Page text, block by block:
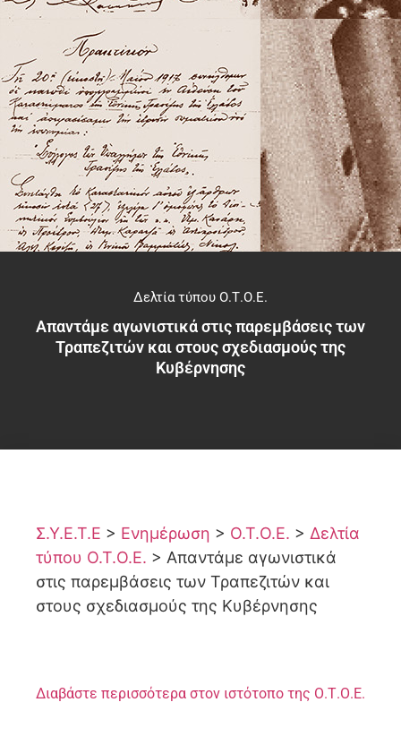
Δελτία τύπου Ο.Τ.Ο.Ε.
Απαντάμε αγωνιστικά στις παρεμβάσεις των
Τραπεζιτών και στους σχεδιασμούς της
Κυβέρνησης
Σ.Υ.Ε.Τ.Ε > Ενημέρωση > Ο.Τ.Ο.Ε. > Δελτία
τύπου Ο.Τ.Ο.Ε. > Απαντάμε αγωνιστικά
στις παρεμβάσεις των Τραπεζιτών και
στους σχεδιασμούς της Κυβέρνησης
Διαβάστε περισσότερα στον ιστότοπο της Ο.Τ.Ο.Ε.